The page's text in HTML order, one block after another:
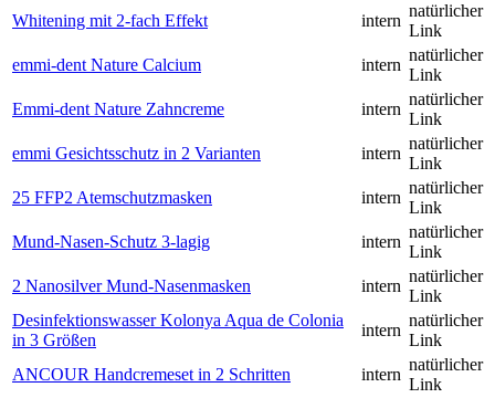
Whitening mit 2-fach Effekt
intern
natürlicher
Link
emmi-dent Nature Calcium
intern
natürlicher
Link
Emmi-dent Nature Zahncreme
intern
natürlicher
Link
emmi Gesichtsschutz in 2 Varianten
intern
natürlicher
Link
25 FFP2 Atemschutzmasken
intern
natürlicher
Link
Mund-Nasen-Schutz 3-lagig
intern
natürlicher
Link
2 Nanosilver Mund-Nasenmasken
intern
natürlicher
Link
Desinfektionswasser Kolonya Aqua de Colonia
in 3 Größen
intern
natürlicher
Link
ANCOUR Handcremeset in 2 Schritten
intern
natürlicher
Link